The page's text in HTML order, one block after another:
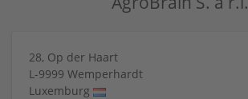
28, Op der Haart
L-9999 Wemperhardt
Luxemburg